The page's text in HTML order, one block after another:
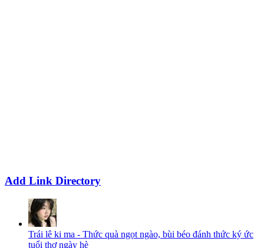
Add Link Directory
Trái lê ki ma - Thức quà ngọt ngào, bùi béo đánh thức ký ức
tuổi thơ ngày hè